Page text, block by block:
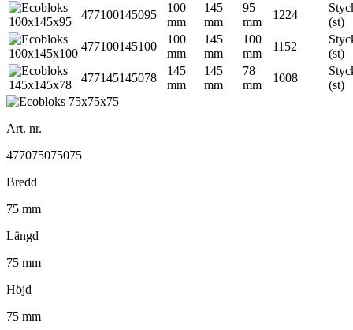
477100145095
100
mm
145
mm
95
mm
1224
(st)
477100145100
100
mm
145
mm
100
mm
1152
(st)
477145145078
145
mm
145
mm
78
mm
1008
(st)
Art. nr.
477075075075
Bredd
75 mm
Längd
75 mm
Höjd
75 mm